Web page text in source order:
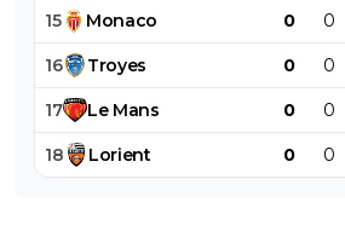
15 Monaco 0 0
16 Troyes 0 0
17 Le Mans 0 0
18 Lorient 0 0